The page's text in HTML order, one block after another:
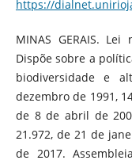
https://
MINAS GERAIS.
Dispõe sobre a
biodiversidade e
dezembro de 1991,
de 8 de abril de
21.972, de 21 de
de 2017.